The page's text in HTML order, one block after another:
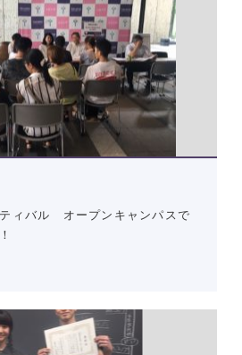
ィバル オープンキャンパスで